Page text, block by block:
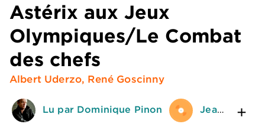
Astérix aux Jeux
Olympiques/Le Combat
des chefs
Albert Uderzo, René Goscinny
Lu par Dominique Pinon Jean-Claude Donda